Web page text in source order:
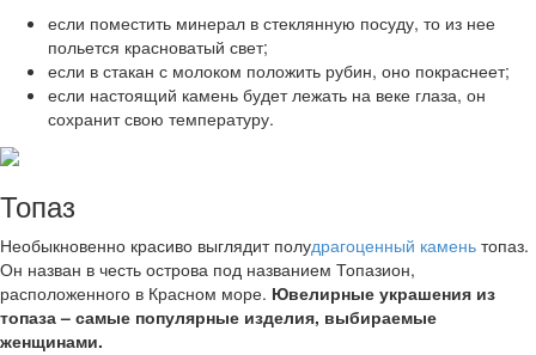
если поместить минерал в стеклянную посуду, то из нее
польется красноватый свет;
если в стакан с молоком положить рубин, оно покраснеет;
если настоящий камень будет лежать на веке глаза, он
сохранит свою температуру.
Топаз
Необыкновенно красиво выглядит полудрагоценный камень топаз.
Он назван в честь острова под названием Топазион,
расположенного в Красном море. Ювелирные украшения из
топаза – самые популярные изделия, выбираемые
женщинами.